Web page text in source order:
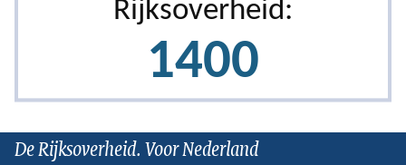
De Rijksoverheid. Voor Nederland